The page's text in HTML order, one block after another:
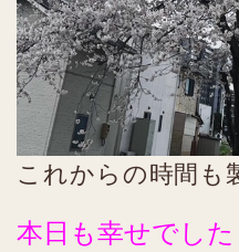
これからの時間も
本日も幸せでした